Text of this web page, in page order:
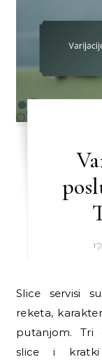
Slice servisi su ključna tehnika u sportovima s
reketa,
putanjom. Tri
slice i kratki